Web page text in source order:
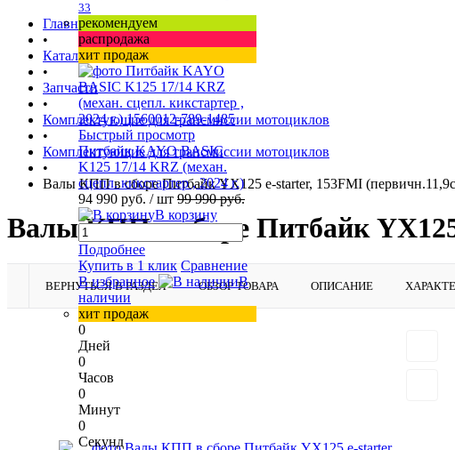
33
рекомендуем
распродажа
хит продаж
Быстрый просмотр
Питбайк KAYO BASIC
K125 17/14 KRZ (механ.
сцепл. кикстартер , 2024 г.)
94 990 руб. / шт 99 990 руб.
В корзину
Подробнее
Купить в 1 клик Сравнение
В избранное
В
наличии
хит продаж
0
Дней
0
Часов
0
Минут
0
Секунд
Главная страница
•
Каталог товаров
•
Запчасти
•
Комплектующие для трансмиссии мотоциклов
•
Комплектующие для трансмиссии мотоциклов
•
Валы КПП в сборе Питбайк YX125 e-starter, 153FMI
Валы КПП в сборе Питбайк
ВЕРНУТЬСЯ В РАЗДЕЛ ОБЗОР ТОВАРА ОПИСАНИЕ